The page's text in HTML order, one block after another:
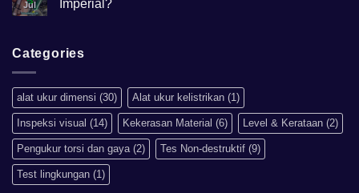
scale
Jul
Imperial?
Mengapa
Sistem
Baik
Daripada
Imperial?
Categories
alat ukur dimensi (30) Alat ukur kelistrikan (1)
Inspeksi visual (14) Kekerasan Material (6) Level & Kerataan (2)
Pengukur torsi dan gaya(2) Tes Non-destruktif (9)
Test lingkungan (1)